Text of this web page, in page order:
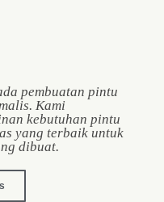
pembuatan pintu
Kami
kebutuhan pintu
yang terbaik untuk
dibuat.